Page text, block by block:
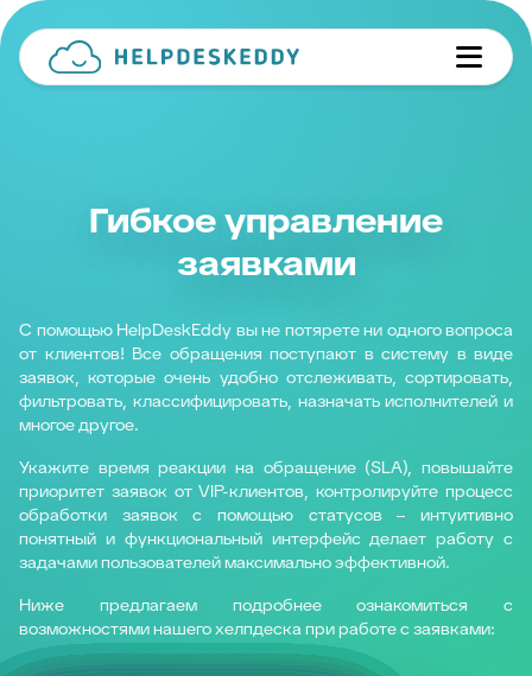
Гибкое управление
заявками
С помощью HelpDeskEddy вы не потярете ни одного вопроса
от клиентов! Все обращения поступают в систему в виде
заявок, которые очень удобно отслеживать, сортировать,
фильтровать, классифицировать, назначать исполнителей и
многое другое.
Укажите время реакции на обращение (SLA), повышайте
приоритет заявок от VIP-клиентов, контролируйте процесс
обработки заявок с помощью статусов – интуитивно
понятный и функциональный интерфейс делает работу с
задачами пользователей максимально эффективной.
Ниже предлагаем подробнее ознакомиться с
возможностями нашего хелпдеска при работе с заявками: